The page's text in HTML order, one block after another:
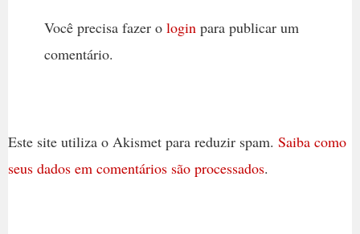
Você precisa fazer o loginpara publicar um
comentário.
Este site utiliza o Akismet para reduzir spam. Saiba como
seus dados em comentários são processados.